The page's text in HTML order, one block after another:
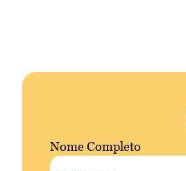
Nome Completo